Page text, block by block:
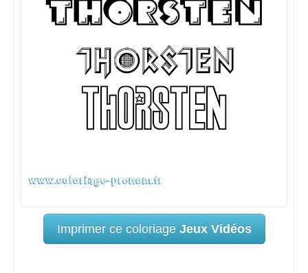
Imprimer ce coloriage Jeux Vidéos